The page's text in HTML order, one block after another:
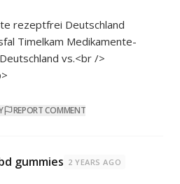
rezeptfrei Deutschland
Timelkam Medikamente-
vs.<br />
REPORT COMMENT
gummies 2 YEARS AGO